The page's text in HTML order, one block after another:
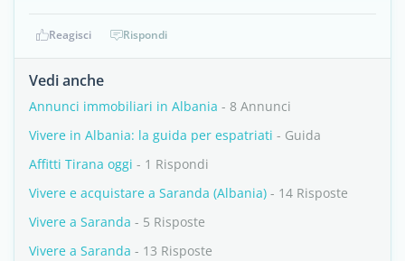
Reagisci Rispondi
Vedi anche
Annunci immobiliari in Albania - 8 Annunci
Vivere in Albania: la guida per espatriati - Guida
Affitti Tirana oggi - 1 Rispondi
Vivere e acquistare a Saranda (Albania) - 14 Risposte
Vivere a Saranda - 5 Risposte
Vivere a Saranda - 13 Risposte